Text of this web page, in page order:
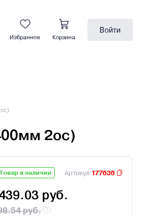
Избранное Корзина
Войти
2ос)
Товар в наличии Артикул 177636
руб.
руб.